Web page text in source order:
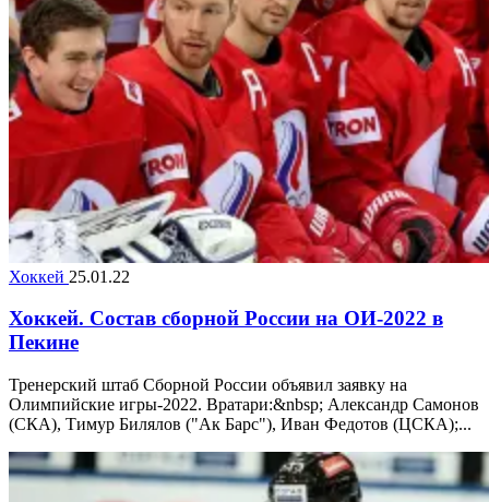
Хоккей 25.01.22
Хоккей. Состав сборной России на ОИ-2022 в
Пекине
Тренерский штаб Сборной России объявил заявку на
Олимпийские игры-2022. Вратари:&nbsp; Александр Самонов
(СКА), Тимур Билялов ("Ак Барс"), Иван Федотов (ЦСКА);...